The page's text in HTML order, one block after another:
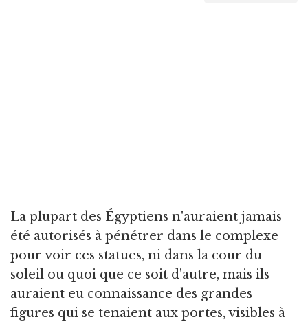
La plupart des Égyptiens n'auraient jamais
été autorisés à pénétrer dans le complexe
pour voir ces statues, ni dans la cour du
soleil ou quoi que ce soit d'autre, mais ils
auraient eu connaissance des grandes
figures qui se tenaient aux portes, visibles à